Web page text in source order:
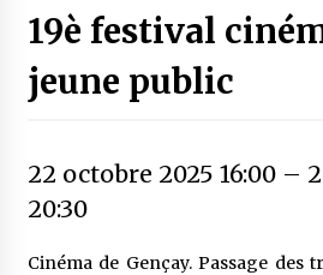
19è festival
jeune public
22 octobre 2025 16:00–
20:30
Cinéma de Gençay. Passage des